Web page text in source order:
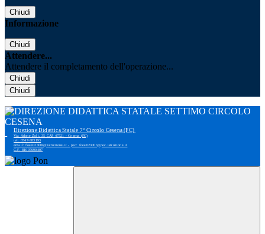
Chiudi
Informazione
Chiudi
Attendere...
Attendere il completamento dell'operazione...
Chiudi
Chiudi
Direzione Didattica Statale 7° Circolo Cesena (FC)
Via Adone Zoli, 35 CAP 47521 - Cesena (FC)
tel: 0547-383193
email: foee02300r@istruzione.it - pec: foee02300r@pec.istruzione.it
C.F. 81007690407